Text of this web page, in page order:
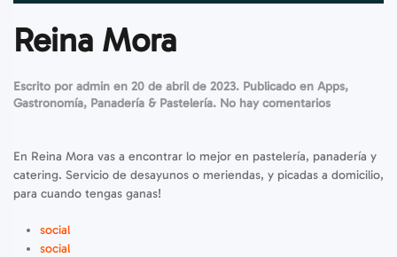
Reina Mora
Escrito por admin en 20 de abril de 2023. Publicado en Apps,
Gastronomía, Panadería & Pastelería. No hay comentariosen
En Reina Mora vas a encontrar lo mejor en pastelería, panadería y
catering. Servicio de desayunos o meriendas, y picadas a domicilio,
para cuando tengas ganas!
social
social